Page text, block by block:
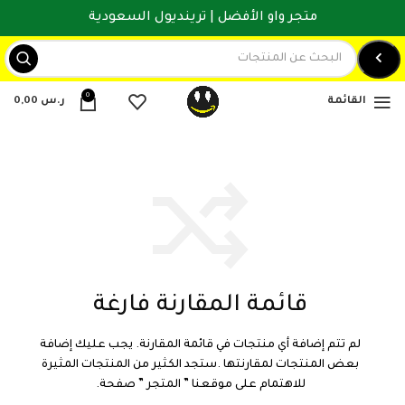
القائمة
0
ر.س
قائمة المقارنة فارغة
لم تتم إضافة أي منتجات في قائمة المقارنة. يجب عليك إضافة
بعض المنتجات لمقارنتها .ستجد الكثير من المنتجات المثيرة
للاهتمام على موقعنا ” المتجر ” صفحة.
متجر واو الأفضل | ترينديول السعودية